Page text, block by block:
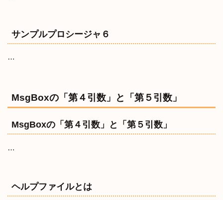
サンプルプロシージャ６
…
MsgBoxの「第４引数」と「第５引数」
MsgBoxの「第４引数」と「第５引数」
…
ヘルプファイルとは